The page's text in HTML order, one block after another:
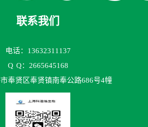
联系我们
电话：13632311137
Q Q：2665645168
奉贤区奉贤镇南奉公路686号4幢